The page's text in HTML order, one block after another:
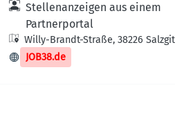
Stellenanzeigen aus einem
Partnerportal
Willy-Brandt-Straße, 38226
Deutschland
JOB38.de